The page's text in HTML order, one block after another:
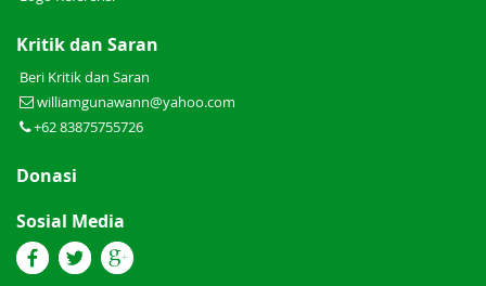
Kritik dan Saran
Beri Kritik dan Saran
williamgunawann@yahoo.com
+62 83875755726
Donasi
Sosial Media